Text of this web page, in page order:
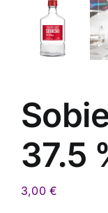
37.5
3,00€